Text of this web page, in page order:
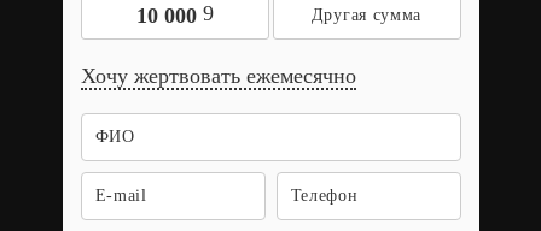
10 000 9
Хочу жертвовать ежемесячно